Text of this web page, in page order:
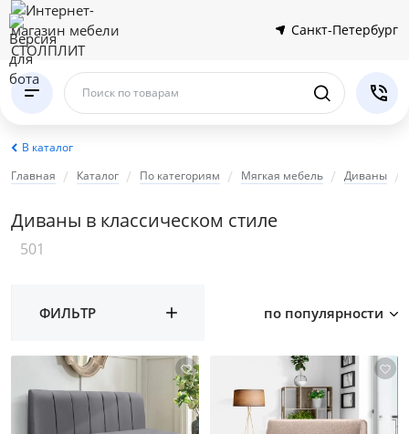
Санкт-Петербург
Поиск по товарам
В каталог
Главная
Каталог По категориям Мягкая мебель Диваны
Диваны в классическом стиле
501
ФИЛЬТР по популярности